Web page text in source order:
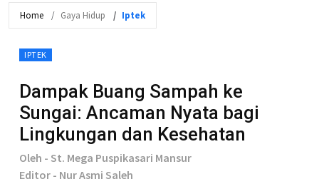
Home Gaya Hidup Iptek
IPTEK
Dampak Buang Sampah ke
Sungai: Ancaman Nyata bagi
Lingkungan dan Kesehatan
Oleh - St. Mega Puspikasari Mansur
Editor - Nur Asmi Saleh